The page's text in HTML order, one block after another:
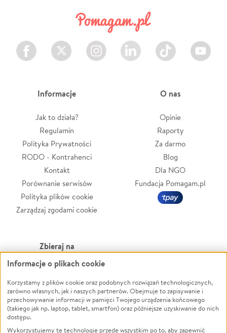
Facebook Twitter Instagram LinkedIn TikTok Youtube
Informacje
Jak to działa?
Regulamin
Polityka Prywatności
RODO - Kontrahenci
Kontakt
Porównanie serwisów
Polityka plików cookie
Zarządzaj zgodami cookie
O nas
Opinie
Raporty
Za darmo
Blog
Dla NGO
Fundacja Pomagam.pl
Zbieraj na
Leczenie
Zwierzęta
Pożar
Ukraina
Powódź
Wichura
NGO
Informacje o plikach cookie
Korzystamy z plików cookie oraz podobnych rozwiązań technologicznych,
zarówno własnych, jak i naszych partnerów. Obejmuje to zapisywanie i
przechowywanie informacji w pamięci Twojego urządzenia końcowego
(takiego jak np. laptop, tablet, smartfon) oraz późniejsze uzyskiwanie do nich
dostępu.
Wykorzystujemy te technologie przede wszystkim po to, aby zapewnić